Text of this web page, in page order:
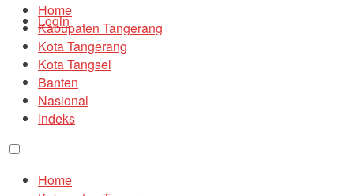
Login
Home
Kabupaten Tangerang
Kota Tangerang
Kota Tangsel
Banten
Nasional
Indeks
Home